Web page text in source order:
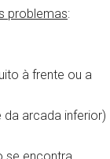
problemas:
à frente ou a
arcada inferior)